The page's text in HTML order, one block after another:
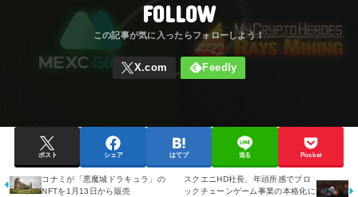
FOLLOW
ポスト シェア はてブ 送る Pocket
コナミが「悪魔城ドラキュラ」の
NFTを1月13日から販売
スクエニHD社長、年頭所感でブロ
ックチェーンゲーム事業の本格化に